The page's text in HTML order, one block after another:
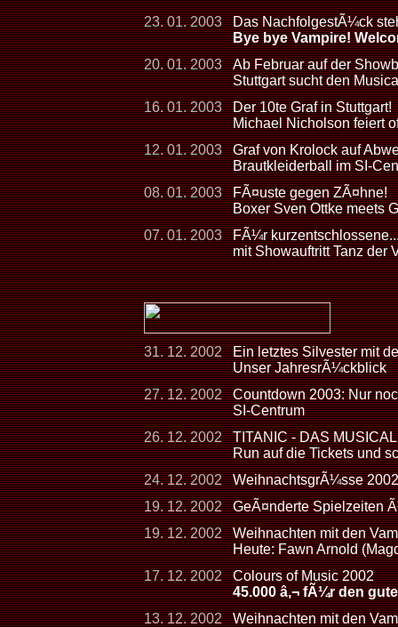
23. 01. 2003
Das NachfolgestÃ¼ck
Bye bye Vampire!
20. 01. 2003
Ab Februar auf der
Stuttgart sucht den
16. 01. 2003
Der 10te Graf in Stuttgart!
Michael Nicholson feiert
12. 01. 2003
Graf von Krolock auf
Brautkleiderball im SI-
08. 01. 2003
FÃ¤uste gegen ZÃ¤hne!
Boxer Sven Ottke meets
07. 01. 2003
FÃ¼r
mit Showauftritt Tanz der
31. 12. 2002
Ein letztes Silvester mit
Unser JahresrÃ¼ckblick
27. 12. 2002
Countdown 2003: Nur
SI-Centrum
26. 12. 2002
TITANIC - DAS
Run auf die Tickets und
24. 12. 2002
WeihnachtsgrÃ¼sse 2002
19. 12. 2002
GeÃ¤nderte Spielzeiten
19. 12. 2002
Weihnachten mit den
Heute: Fawn Arnold
17. 12. 2002
Colours of Music 2002
45.000 â‚¬ fÃ¼r den
13. 12. 2002
Weihnachten mit den